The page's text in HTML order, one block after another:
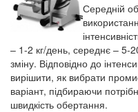
Середній
– 1-2 кг/день, середнє – 5-
зміну. Відповідно до
вирішити, як вибрати
варіант, підбираючи
швидкість обертання.